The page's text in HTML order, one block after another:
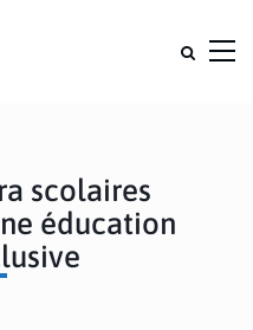
scolaires
éducation